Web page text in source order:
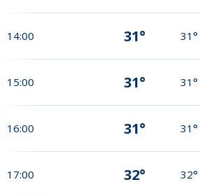
14:00 31° 31°
15:00 31° 31°
16:00 31° 31°
17:00 32° 32°